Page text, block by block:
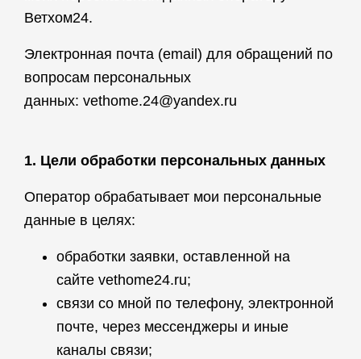
Ветхом24.
Электронная почта (email) для обращений по
вопросам персональных
данных: vethome.24@yandex.ru
1. Цели обработки персональных данных
Оператор обрабатывает мои персональные
данные в целях:
обработки заявки, оставленной на
сайте vethome24.ru;
связи со мной по телефону, электронной
почте, через мессенджеры и иные
каналы связи;